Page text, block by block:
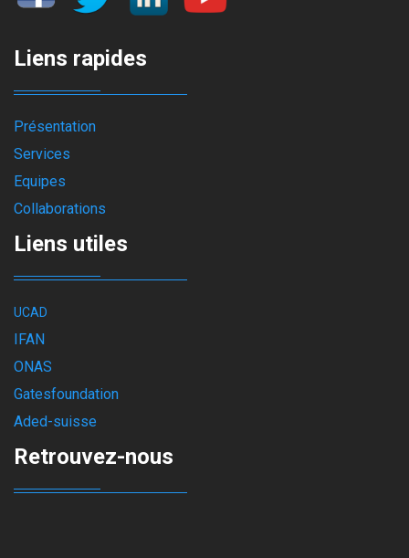
Liens rapides
Présentation
Services
Equipes
Collaborations
Liens utiles
UCAD
IFAN
ONAS
Gatesfoundation
Aded-suisse
Retrouvez-nous